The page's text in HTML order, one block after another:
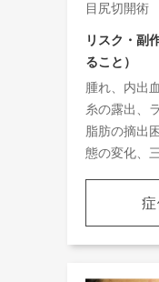
目尻切開術
リスク・副
ること）
腫れ、内出
糸の露出、
脂肪の摘出
態の変化、